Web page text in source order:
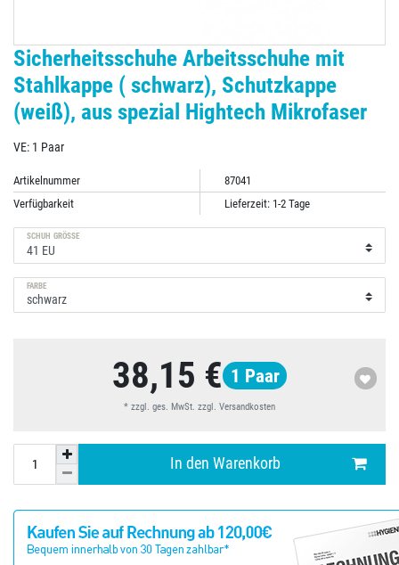
Sicherheitsschuhe Arbeitsschuhe mit
Stahlkappe ( schwarz), Schutzkappe
(weiß), aus spezial Hightech Mikrofaser
VE: 1 Paar
Artikelnummer
87041
Verfügbarkeit
Lieferzeit: 1-2 Tage
SCHUH GRÖSSE
FARBE
38,15 € 1 Paar
* zzgl. ges. MwSt. zzgl. Versandkosten
In den Warenkorb